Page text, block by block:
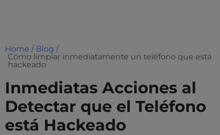
Home / Blog /
Cómo limpiar inmediatamente un teléfono que está
hackeado
Inmediatas Acciones al
Detectar que el Teléfono
está Hackeado